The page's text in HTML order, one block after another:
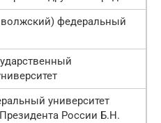
федеральный
университет
России Б.Н.